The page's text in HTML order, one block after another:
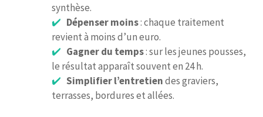
synthèse.
Dépenser moins: chaque traitement
revient à moins d’un euro.
Gagner du temps: sur les jeunes pousses,
le résultat apparaît souvent en 24 h.
Simplifier l’entretiendes graviers,
terrasses, bordures et allées.